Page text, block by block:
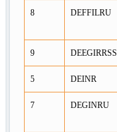
8 DEFFILRU
9 DEEGIRRSS
5 DEINR
7 DEGINRU